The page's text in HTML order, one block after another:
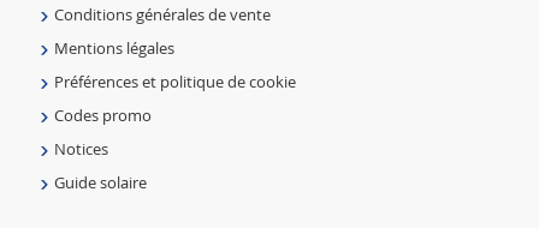
Conditions générales de vente
Mentions légales
Préférences et politique de cookie
Codes promo
Notices
Guide solaire